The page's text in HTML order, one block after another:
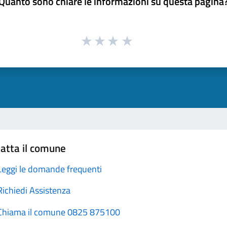
il comune
le domande frequenti
Assistenza
il comune 0825 875100